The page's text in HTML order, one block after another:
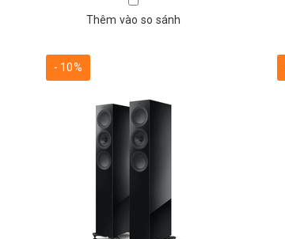
Thêm vào so sánh
- 10%